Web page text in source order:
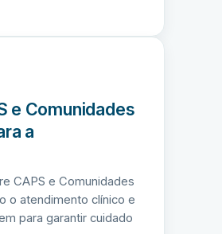
e Comunidades
a
CAPS e Comunidades
o atendimento clínico e
para garantir cuidado